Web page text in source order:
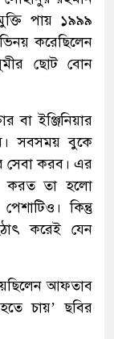
পায় ১৯৯৯
করেছিলেন
ছোট বোন
বা ইঞ্জিনিয়ার
সবসময় বুকে
সেবা করব। এর
করত তা হলো
কিন্তু
করেই যেন
আফতাব
চায়’ ছবির